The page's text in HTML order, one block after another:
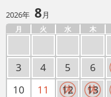
2026年 8月
月 火 水 木
3
4 5 6
10
11 12 13